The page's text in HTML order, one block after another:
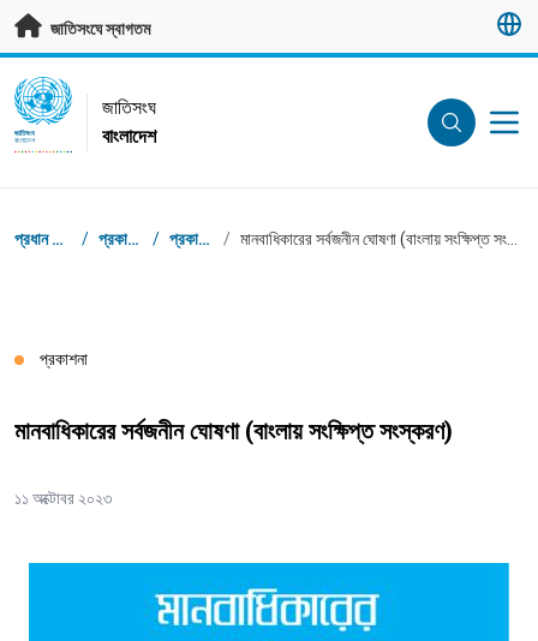
মূল প্রবন্ধে যান
জাতিসংঘে স্বাগতম
UN Logo
জাতিসংঘ
বাংলাদেশ
জাতিসংঘ
বাংলাদেশ
ব্রেডক্রাম্ব
প্রধান পাতা / প্রকাশনা / প্রকাশনা /
প্রকাশনা
মানবাধিকারের সর্বজনীন ঘোষণা (বাংলায় সংক্ষিপ্ত সংস্করণ)
১১ অক্টোবর ২০২৩